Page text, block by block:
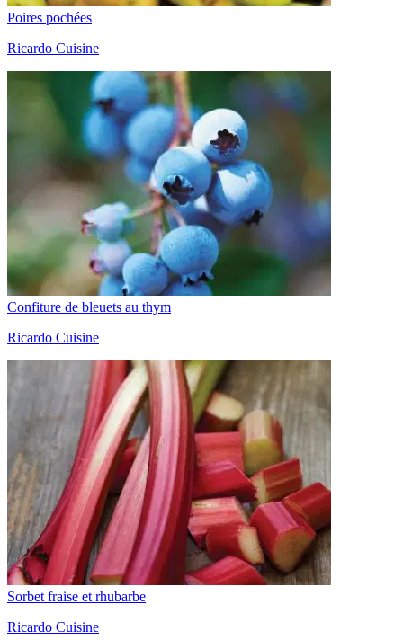
Poires pochées
Ricardo Cuisine
Confiture de bleuets au thym
Ricardo Cuisine
Sorbet fraise et rhubarbe
Ricardo Cuisine